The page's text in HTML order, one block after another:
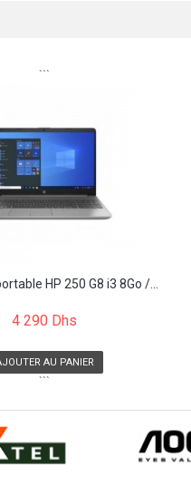
```
HP 250 G8 i3 8Go /...
4 290 Dhs
AU PANIER
```